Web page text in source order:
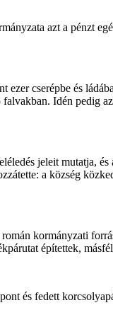
azt a pénzt
cserépbe és
Idén pedig
jeleit mutatja,
a község
kormányzati
építettek,
és fedett